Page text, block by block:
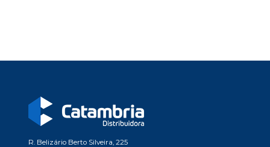
R. Belizário Berto Silveira, 225